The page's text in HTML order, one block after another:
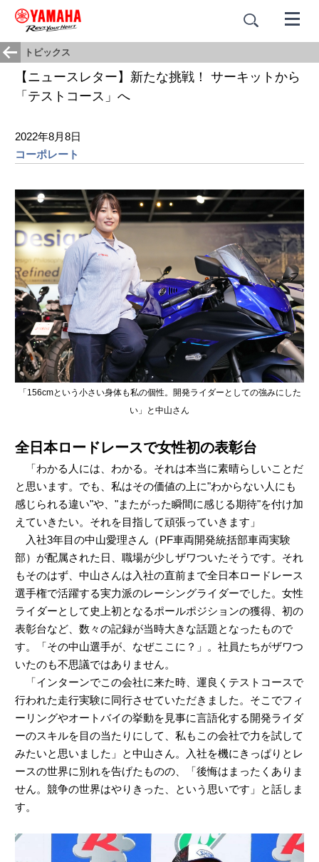
トピックス
【ニュースレター】新たな挑戦！ サーキットから
「テストコース」へ
2022年8月8日
コーポレート
「156cmという小さい身体も私の個性。開発ライダーとしての強みにした
い」と中山さん
全日本ロードレースで女性初の表彰台
「わかる人には、わかる。それは本当に素晴らしいことだ
と思います。でも、私はその価値の上に"わからない人にも
感じられる違い"や、"またがった瞬間に感じる期待"を付け加
えていきたい。それを目指して頑張っていきます」
入社3年目の中山愛理さん（PF車両開発統括部車両実験
部）が配属された日、職場が少しザワついたそうです。それ
もそのはず、中山さんは入社の直前まで全日本ロードレース
選手権で活躍する実力派のレーシングライダーでした。女性
ライダーとして史上初となるポールポジションの獲得、初の
表彰台など、数々の記録が当時大きな話題となったもので
す。「その中山選手が、なぜここに？」。社員たちがザワつ
いたのも不思議ではありません。
「インターンでこの会社に来た時、運良くテストコースで
行われた走行実験に同行させていただきました。そこでフィ
ーリングやオートバイの挙動を見事に言語化する開発ライダ
ーのスキルを目の当たりにして、私もこの会社で力を試して
みたいと思いました」と中山さん。入社を機にきっぱりとレ
ースの世界に別れを告げたものの、「後悔はまったくありま
せん。競争の世界はやりきった、という思いです」と話しま
す。